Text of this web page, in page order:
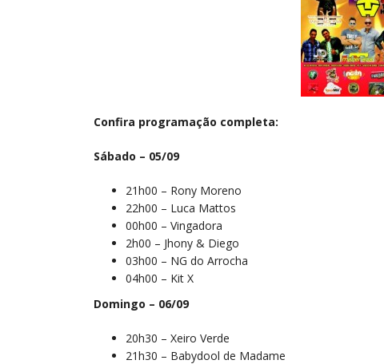
Confira programação completa:
Sábado – 05/09
21h00 – Rony Moreno
22h00 – Luca Mattos
00h00 – Vingadora
2h00 – Jhony & Diego
03h00 – NG do Arrocha
04h00 – Kit X
Domingo – 06/09
20h30 – Xeiro Verde
21h30 – Babydool de Madame